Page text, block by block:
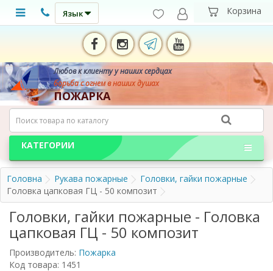
Язык
Любов к клиенту у наших сердцах
борьба с огнем в наших душах
ПОЖАРКА
КАТЕГОРИИ
Головна Рукава пожарные
Головки, гайки пожарные
Головка цапковая ГЦ - 50 композит
Головки, гайки пожарные - Головка
цапковая ГЦ - 50 композит
Производитель: Пожарка
Код товара: 1451